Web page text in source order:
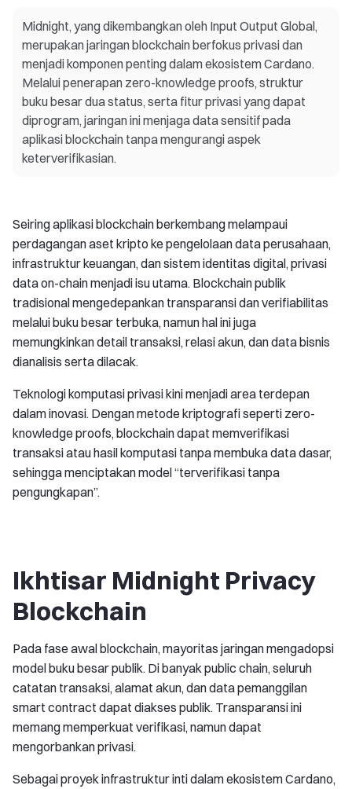
Midnight, yang dikembangkan oleh Input Output Global,
merupakan jaringan blockchain berfokus privasi dan
menjadi komponen penting dalam ekosistem Cardano.
Melalui penerapan zero-knowledge proofs, struktur
buku besar dua status, serta fitur privasi yang dapat
diprogram, jaringan ini menjaga data sensitif pada
aplikasi blockchain tanpa mengurangi aspek
keterverifikasian.
Seiring aplikasi blockchain berkembang melampaui
perdagangan aset kripto ke pengelolaan data perusahaan,
infrastruktur keuangan, dan sistem identitas digital, privasi
data on-chain menjadi isu utama. Blockchain publik
tradisional mengedepankan transparansi dan verifiabilitas
melalui buku besar terbuka, namun hal ini juga
memungkinkan detail transaksi, relasi akun, dan data bisnis
dianalisis serta dilacak.
Teknologi komputasi privasi kini menjadi area terdepan
dalam inovasi. Dengan metode kriptografi seperti zero-
knowledge proofs, blockchain dapat memverifikasi
transaksi atau hasil komputasi tanpa membuka data dasar,
sehingga menciptakan model “terverifikasi tanpa
pengungkapan”.
Ikhtisar Midnight Privacy
Blockchain
Pada fase awal blockchain, mayoritas jaringan mengadopsi
model buku besar publik. Di banyak public chain, seluruh
catatan transaksi, alamat akun, dan data pemanggilan
smart contract dapat diakses publik. Transparansi ini
memang memperkuat verifikasi, namun dapat
mengorbankan privasi.
Sebagai proyek infrastruktur inti dalam ekosistem Cardano,